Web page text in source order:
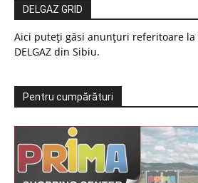
DELGAZ GRID
Aici puteți găsi anunțuri referitoare
DELGAZ din Sibiu.
Pentru cumpărături